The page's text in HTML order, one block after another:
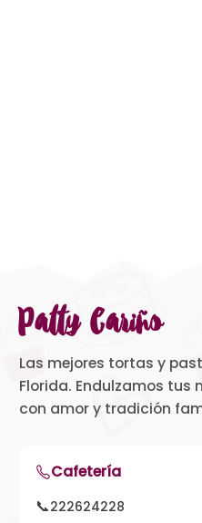
Patty Cariño
Las mejores tortas y
Florida. Endulzamos tus
con amor y tradición
Cafetería
📞222624228